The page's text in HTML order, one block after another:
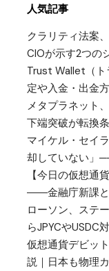
人気記事
クラリティ法案
CIOが示す2つの
Trust Wallet（ト
定や入金・出金
メタプラネット
下端突破が転換
マイケル・セイ
却していない」
【今日の仮想通
――金融庁新課と
ローソン、ステ
らJPYCやUSDC
仮想通貨デビッ
説｜日本も物理